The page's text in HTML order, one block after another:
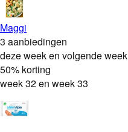
Maggi
3 aanbiedingen
deze week en volgende week
50% korting
week 32 en week 33